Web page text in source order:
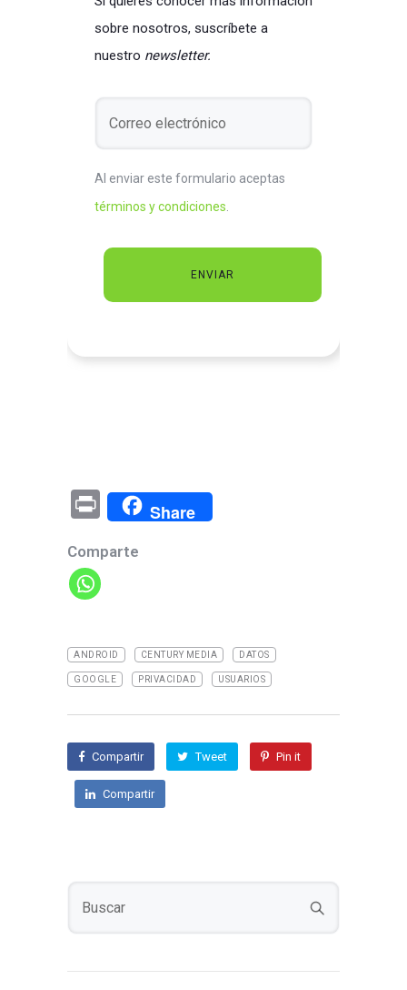
sobre nosotros, suscríbete a
nuestro newsletter.
Al enviar este formulario aceptas
términos y condiciones
Pr
in
t
Share
Comparte
ANDROID CENTURY MEDIA DATOS
GOOGLE PRIVACIDAD USUARIOS
Compartir Tweet Pin it
Compartir